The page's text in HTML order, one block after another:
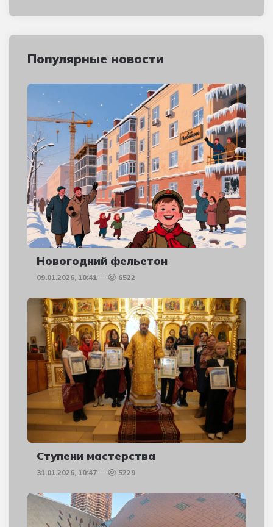
Популярные новости
Новогодний фельетон
09.01.2026, 10:41 6522
Ступени мастерства
31.01.2026, 10:47 5229